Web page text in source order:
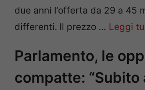
due anni l’offerta da 29 a 45
differenti. Il prezzo … Leggi
Parlamento, le
compatte: “Subito